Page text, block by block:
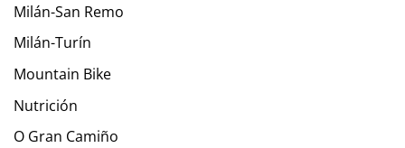
Milán-San Remo
Milán-Turín
Mountain Bike
Nutrición
O Gran Camiño